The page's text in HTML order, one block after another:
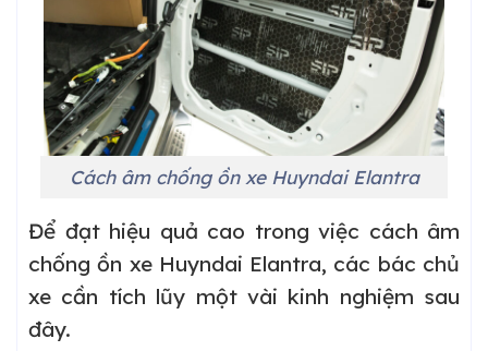
Cách âm chống ồn xe Huyndai Elantra
Để đạt hiệu quả cao trong việc cách âm
chống ồn xe Huyndai Elantra, các bác chủ
xe cần tích lũy một vài kinh nghiệm sau
đây.